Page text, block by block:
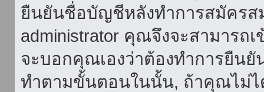
ยืนยันชื่อบัญชีหลังทำการสมัครส
administrator คุณจึงจะสามาร
จะบอกคุณเองว่าต้องทำการยืน
ทำตามขั้นตอนในนั้น, ถ้าคุณไม่